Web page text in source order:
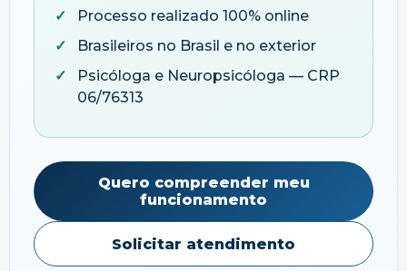
Processo realizado 100% online
Brasileiros no Brasil e no exterior
Psicóloga e Neuropsicóloga — CRP
06/76313
Quero compreender meu
funcionamento
Solicitar atendimento